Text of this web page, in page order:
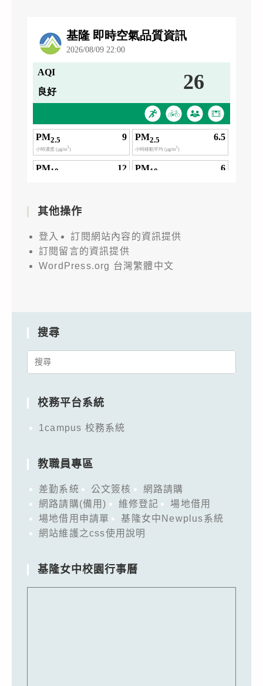
其他操作
登入
訂閱網站內容的資訊提供
訂閱留言的資訊提供
WordPress.org 台灣繁體中文
搜尋
Search
校務平台系統
1campus 校務系統
教職員專區
差勤系統 公文簽核
網路請購
網路請購(備用)
維修登記
場地借用
場地借用申請單
基隆女中Newplus系統
網站維護之css使用說明
基隆女中校園行事曆